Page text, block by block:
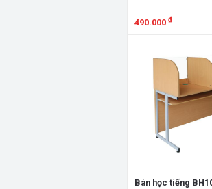
490.000 ₫
Bàn học tiếng